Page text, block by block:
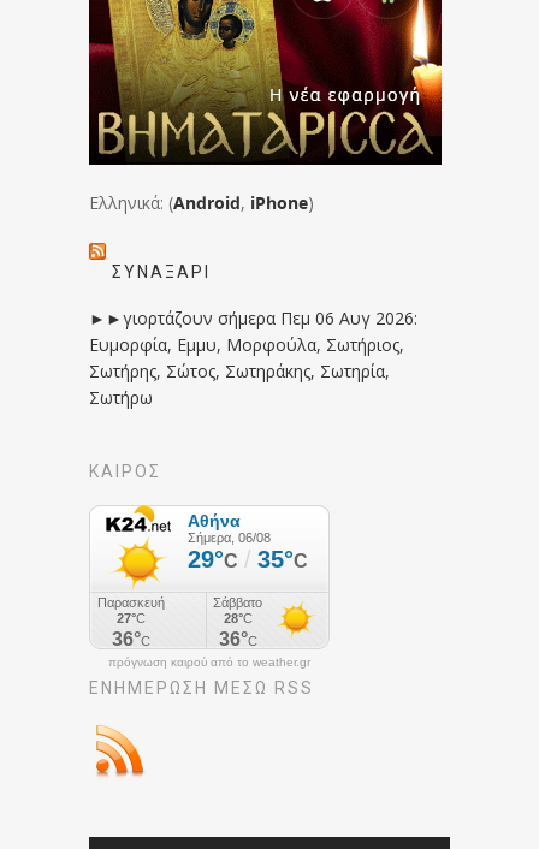
Ελληνικά: (Android, iPhone)
ΣΥΝΑΞΆΡΙ
►►γιορτάζουν σήμερα Πεμ 06 Αυγ 2026:
Ευμορφία, Εμμυ, Μορφούλα, Σωτήριος,
Σωτήρης, Σώτος, Σωτηράκης, Σωτηρία,
Σωτήρω
ΚΑΙΡΟΣ
πρόγνωση καιρού από το weather.gr
ΕΝΗΜΈΡΩΣΉ ΜΕΣΩ RSS